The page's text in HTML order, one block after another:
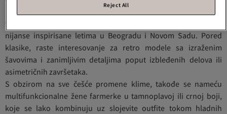
potrebama dama iz Srbije. Očekujte široke zvonaste nogavice,
visoke strukove koji vizuelno izdužuju figuru i svetloplave
nijanse inspirisane letima u Beogradu i Novom Sadu. Pored
klasike, raste interesovanje za retro modele sa izraženim
šavovima i zanimljivim detaljima poput izbleđenih delova ili
asimetričnih završetaka.
S obzirom na sve češće promene klime, takođe se nameću
multifunkcionalne žene farmerke u tamnoplavoj ili crnoj boji,
koje se lako kombinuju uz slojevite outfite tokom hladnih
Reject All